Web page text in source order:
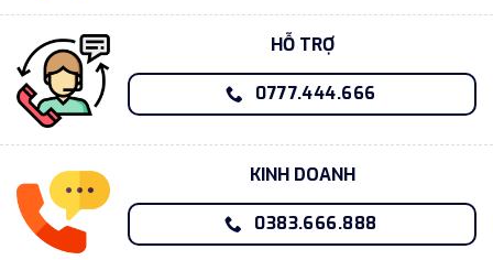
HỖ TRỢ
0777.444.666
KINH DOANH
0383.666.888